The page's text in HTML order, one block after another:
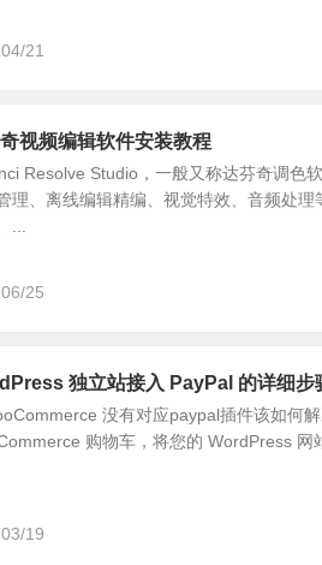
04/21
视频编辑软件安装教程
Resolve Studio，一般又称达芬奇调色
理、离线编辑精编、视觉特效、音频处理
...
06/25
独立站接入 PayPal 的详细步
没有对应paypal插件该如何
购物车，将您的 WordPress 网
03/19